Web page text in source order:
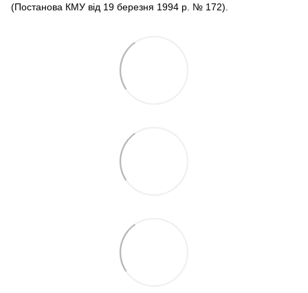
(Постанова КМУ від 19 березня 1994 р. № 172).